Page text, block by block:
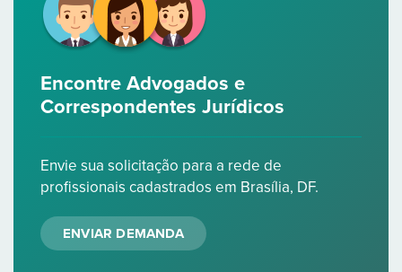
Encontre Advogados e
Correspondentes Jurídicos
Envie sua solicitação para a rede de
profissionais cadastrados em Brasília, DF.
ENVIAR DEMANDA